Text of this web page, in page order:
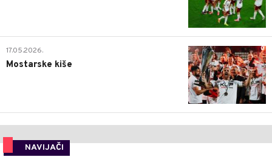
0
17.05.2026.
Mostarske kiše
NAVIJAČI